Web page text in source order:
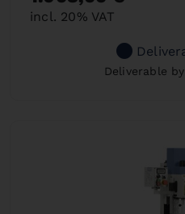
incl. 20% VAT
Deliverable